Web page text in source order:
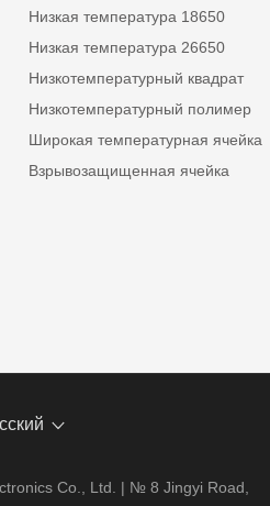
Низкая температура 18650
Низкая температура 26650
Низкотемпературный квадрат
Низкотемпературный полимер
Широкая температурная ячейка
Взрывозащищенная ячейка
Co., Ltd. | № 8 Jingyi Road,